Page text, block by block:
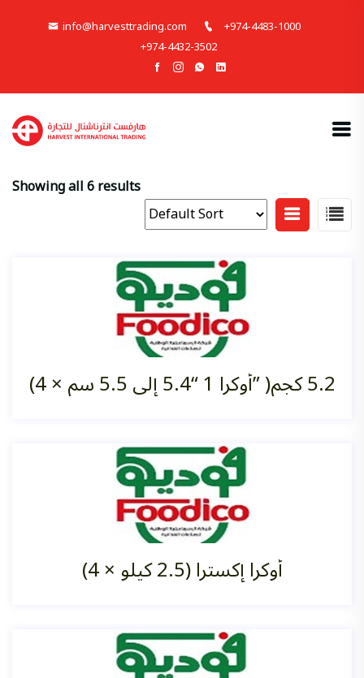
info@harvesttrading.com
+974-4483-1000
+974-4432-3502
Showing all 6 results
(4 × أوكرا 1 “5.4 إلى 5.5 سم” )5.2 كجم
أوكرا إكسترا (2.5 كيلو ×‏ 4)